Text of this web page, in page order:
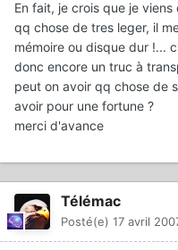
En fait, je crois que je
qq chose de tres leger, il
mémoire ou disque dur !...
donc encore un truc à
peut on avoir qq chose de
avoir pour une fortune ?
merci d'avance
Télémac
Posté(e) 17 avril